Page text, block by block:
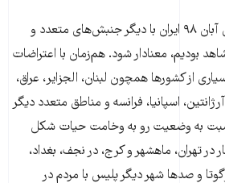
شاید اکنون هم‌زمانیِ جنبش آبان ۹۸ ایران با دیگر جنبش‌های متعدد و
بودیم، معنادار شود. هم‌زمان با اعتراضات
از کشورها همچون لبنان، الجزایر، عراق،
اسپانیا، فرانسه و مناطق متعدد دیگر
به وضعیت رو به وخامت حیات شکل
تهران، ماهشهر و کرج، در نجف، بغداد،
و صدها شهر دیگر پلیس با مردم در